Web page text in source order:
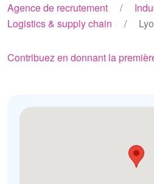
Agence de recrutement /
Logistics & supply chain /
Contribuez en donnant la